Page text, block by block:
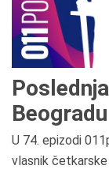
U 74. epizodi
vlasnik